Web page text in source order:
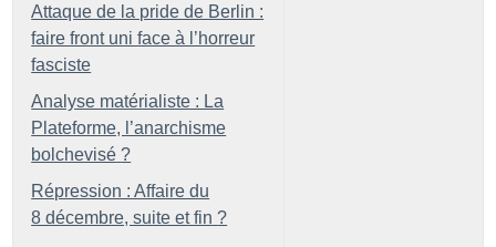
Attaque de la pride de Berlin :
faire front uni face à l’horreur
fasciste
Analyse matérialiste : La
Plateforme, l’anarchisme
bolchevisé ?
Répression : Affaire du
8 décembre, suite et fin ?